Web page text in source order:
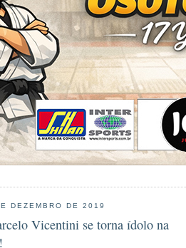
DEZEMBRO DE 2019
Vicentini se torna ídolo na